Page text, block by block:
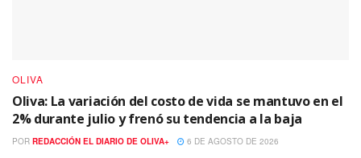
OLIVA
Oliva: La variación del costo de vida se mantuvo en el
2% durante julio y frenó su tendencia a la baja
POR REDACCIÓN EL DIARIO DE OLIVA+ 6 DE AGOSTO DE 2026